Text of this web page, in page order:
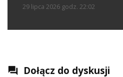
question_answer Dołącz do dyskusji